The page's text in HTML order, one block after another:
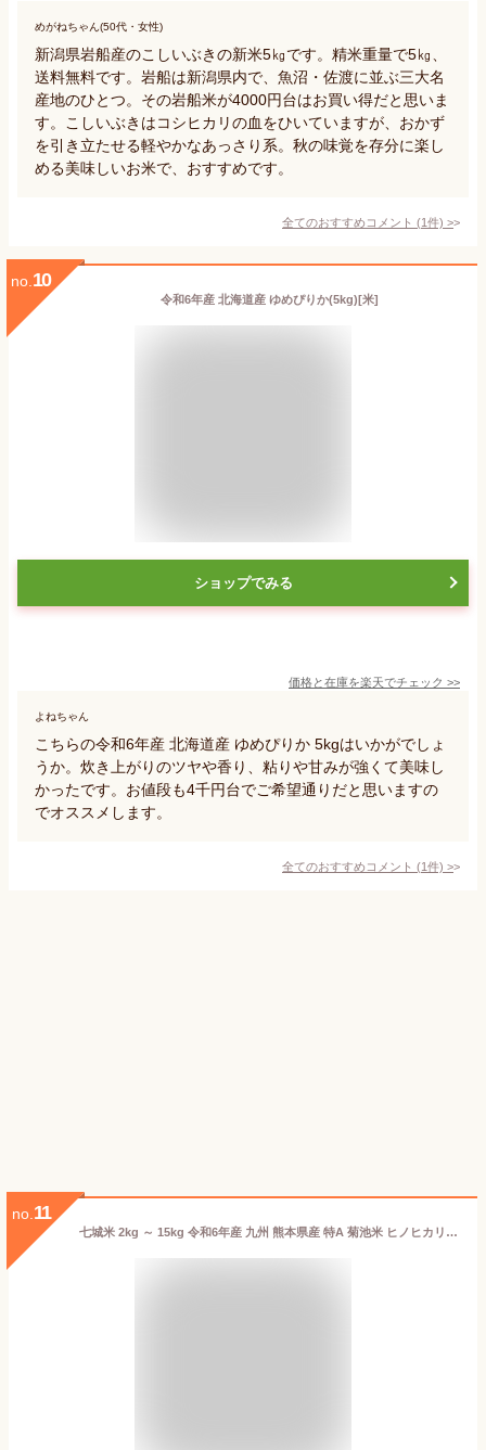
めがねちゃん(50代・女性)
新潟県岩船産のこしいぶきの新米5㎏です。精米重量で5㎏、
送料無料です。岩船は新潟県内で、魚沼・佐渡に並ぶ三大名
産地のひとつ。その岩船米が4000円台はお買い得だと思いま
す。こしいぶきはコシヒカリの血をひいていますが、おかず
を引き立たせる軽やかなあっさり系。秋の味覚を存分に楽し
める美味しいお米で、おすすめです。
全てのおすすめコメント (1件) >
no. 10
令和6年産 北海道産 ゆめぴりか(5kg)[米]
ショップでみる
価格と在庫を楽天でチェック >>
よねちゃん
こちらの令和6年産 北海道産 ゆめぴりか 5kgはいかがでしょ
うか。炊き上がりのツヤや香り、粘りや甘みが強くて美味し
かったです。お値段も4千円台でご希望通りだと思いますの
でオススメします。
全てのおすすめコメント (1件) >
no. 11
七城米 2kg ～ 15kg 令和6年産 九州 熊本県産 特A 菊池米 ヒノヒカリ 高級米 ブランド米 白米 精米 通販 お歳暮 御歳暮 内祝い 出産祝い 結婚祝い お中元 御中元 母の日 父の日 敬老の日 ギフト プレゼント 入学祝い お返し 敬老の日ギフト 送料無料